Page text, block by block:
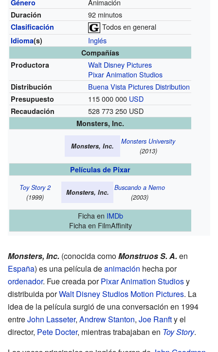
Género
Duración 92 minutos
Clasificación Todos en general
Idioma(s) Inglés
Compañías
Productora
Walt Disney Pictures
Pixar Animation Studios
Distribución Buena Vista Pictures Distribution
Presupuesto 115 000 000 USD
Recaudación 528 773 250 USD
Monsters, Inc.
Monsters, Inc.
Monsters University
(2013)
Películas de Pixar
Toy Story 2
(1999)
Monsters, Inc.
Buscando a Nemo
(2003)
Ficha en IMDb
Ficha en FilmAffinity
Monsters, Inc. (conocida comoMonstruos S. A. en
España) es una película deanimación hecha por
ordenador. Fue creada porPixar Animation Studiosy
distribuida porWalt Disney Studios Motion Pictures. La
idea de la película surgió de una conversación en 1994
entreJohn Lasseter, Andrew Stanton, Joe Ranfty el
director, Pete Docter, mientras trabajaban en Toy Story.